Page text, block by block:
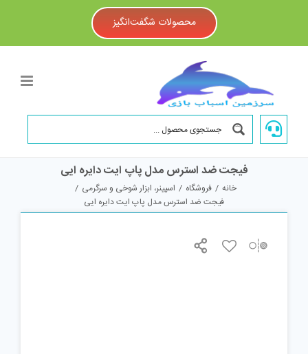
محصولات شگفت‌انگیز
فیجت ضد استرس مدل پاپ ایت دایره ایی
خانه / فروشگاه / اسپینر، ابزار شوخی و سرگرمی /
فیجت ضد استرس مدل پاپ ایت دایره ایی